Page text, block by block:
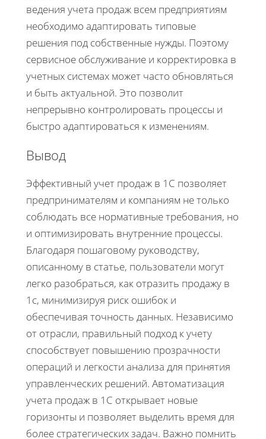
ведения учета продаж всем предприятиям
необходимо адаптировать типовые
решения под собственные нужды. Поэтому
сервисное обслуживание и корректировка в
учетных системах может часто обновляться
и быть актуальной. Это позволит
непрерывно контролировать процессы и
быстро адаптироваться к изменениям.
Вывод
Эффективный учет продаж в 1С позволяет
предпринимателям и компаниям не только
соблюдать все нормативные требования, но
и оптимизировать внутренние процессы.
Благодаря пошаговому руководству,
описанному в статье, пользователи могут
легко разобраться, как отразить продажу в
1с, минимизируя риск ошибок и
обеспечивая точность данных. Независимо
от отрасли, правильный подход к учету
способствует повышению прозрачности
операций и легкости анализа для принятия
управленческих решений. Автоматизация
учета продаж в 1С открывает новые
горизонты и позволяет выделить время для
более стратегических задач. Важно помнить